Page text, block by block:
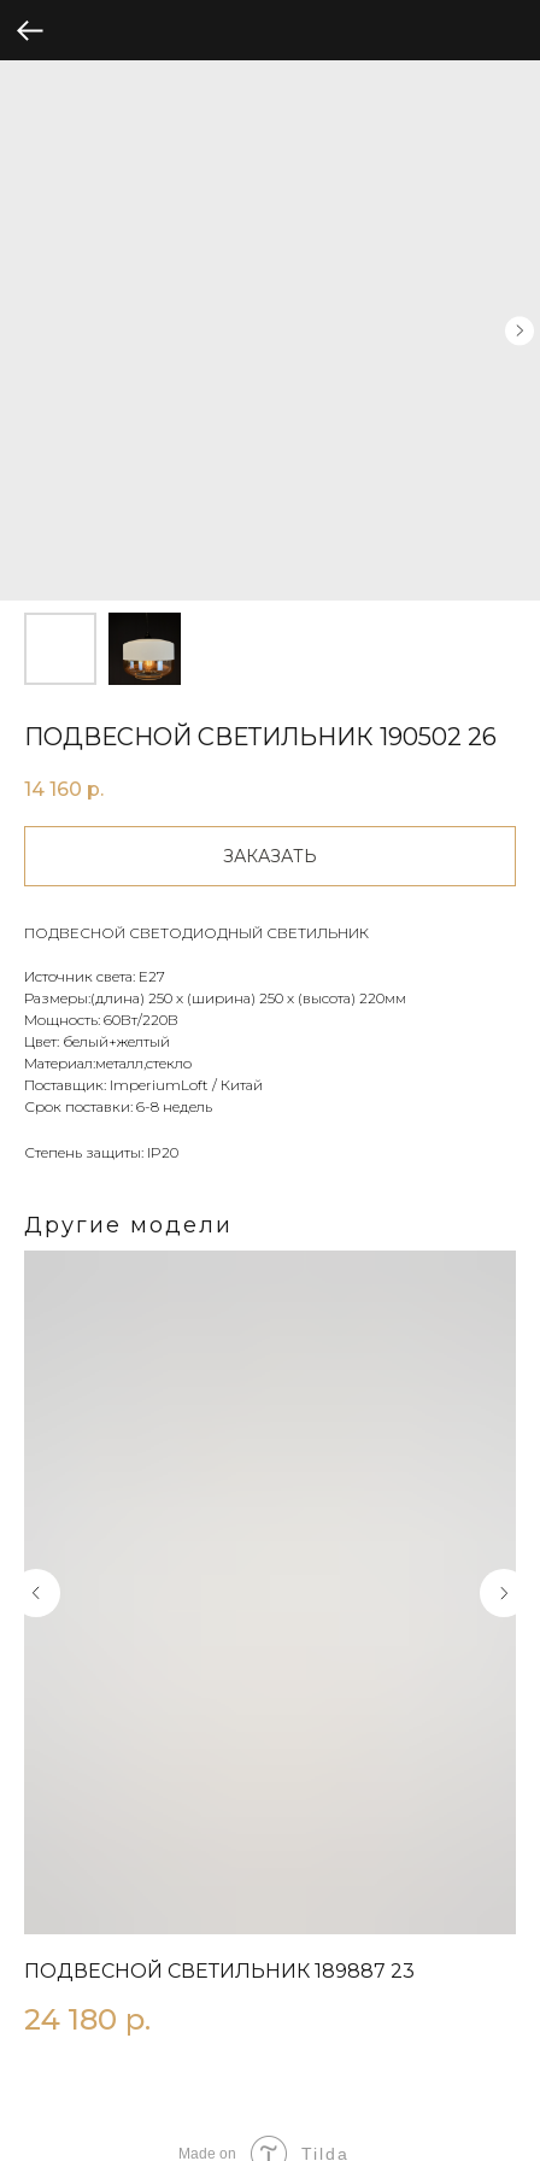
ПОДВЕСНОЙ СВЕТИЛЬНИК 190502 26
14 160 р.
ЗАКАЗАТЬ
ПОДВЕСНОЙ СВЕТОДИОДНЫЙ СВЕТИЛЬНИК
Источник света: E27
Размеры:(длина) 250 х (ширина) 250 х (высота) 220мм
Мощность: 60Вт/220В
Цвет: белый+желтый
Материал:металл,стекло
Поставщик: ImperiumLoft / Китай
Срок поставки: 6-8 недель
Степень защиты: IP20
Другие модели
ПОДВЕСНОЙ СВЕТИЛЬНИК 189887 23
24 180 р.
Made on Tilda